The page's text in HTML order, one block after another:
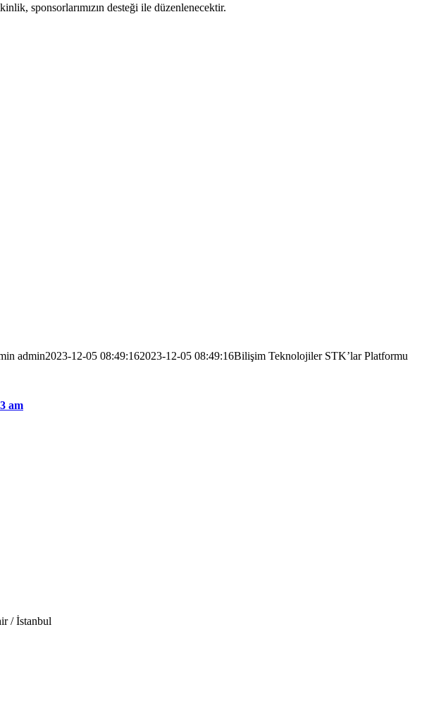
sponsorlarımızın desteği ile düzenlenecektir.
admin2023-12-05 08:49:162023-12-05 08:49:16Bilişim Teknolojiler STK’lar Platformu
am
/ İstanbul